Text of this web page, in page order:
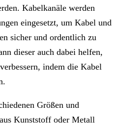
Kabelkanäle werden
eingesetzt, um Kabel und
sicher und ordentlich zu
dieser auch dabei helfen,
indem die Kabel
Größen und
Kunststoff oder Metall